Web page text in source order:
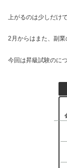
上がるのは少しだけ
2月からはまた、副業
今回は昇級試験のに